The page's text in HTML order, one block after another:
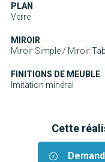
PLAN
Verre
MIROIR
Miroir Simple / Miroir
FINITIONS DE MEUBLE
Imitation minéral
Cette